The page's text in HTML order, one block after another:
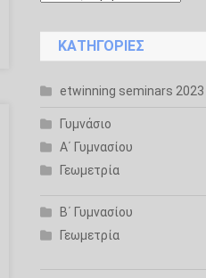
KΑΤΗΓΟΡΊΕΣ
etwinning seminars 2023
Γυμνάσιο
Α΄ Γυμνασίου
Γεωμετρία
Β΄ Γυμνασίου
Γεωμετρία